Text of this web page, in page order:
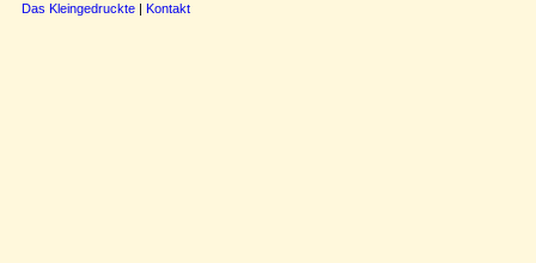
Das Kleingedruckte | Kontakt